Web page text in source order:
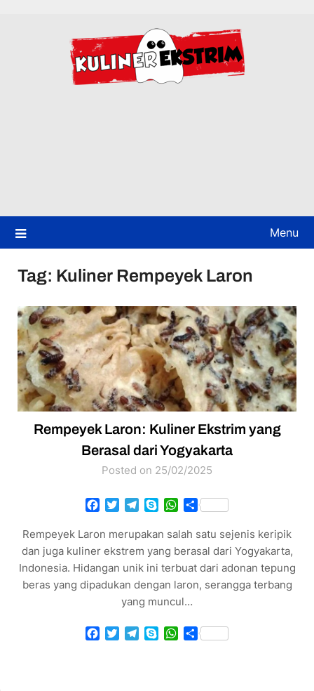
Menu
Tag: Kuliner Rempeyek Laron
Rempeyek Laron: Kuliner Ekstrim yang
Berasal dari Yogyakarta
Posted on 25/02/2025
Facebook
TwitterTelegram
SkypeWhatsApp
Share
Rempeyek Laron merupakan salah satu sejenis keripik
dan juga kuliner ekstrem yang berasal dari Yogyakarta,
Indonesia. Hidangan unik ini terbuat dari adonan tepung
beras yang dipadukan dengan laron, serangga terbang
yang muncul…
Facebook
TwitterTelegram
SkypeWhatsApp
Share